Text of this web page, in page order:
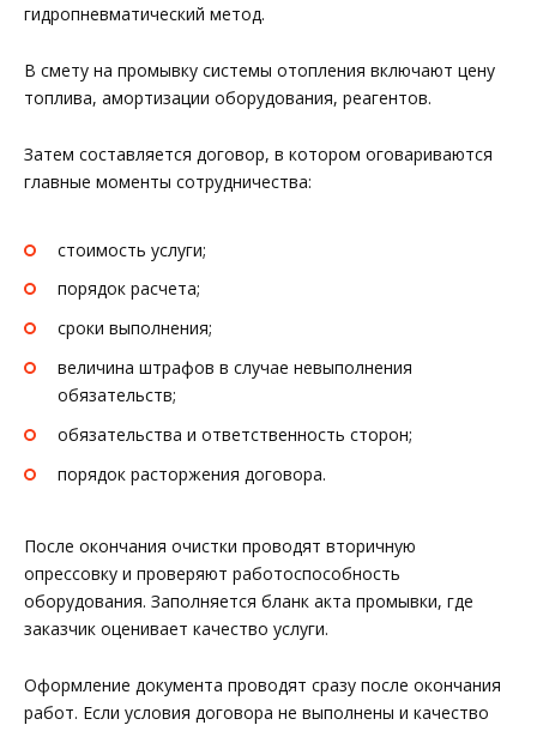
гидропневматический метод.
В смету на промывку системы отопления включают цену
топлива, амортизации оборудования, реагентов.
Затем составляется договор, в котором оговариваются
главные моменты сотрудничества:
стоимость услуги;
порядок расчета;
сроки выполнения;
величина штрафов в случае невыполнения
обязательств;
обязательства и ответственность сторон;
порядок расторжения договора.
После окончания очистки проводят вторичную
опрессовку и проверяют работоспособность
оборудования. Заполняется бланк акта промывки, где
заказчик оценивает качество услуги.
Оформление документа проводят сразу после окончания
работ. Если условия договора не выполнены и качество